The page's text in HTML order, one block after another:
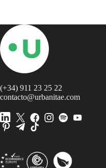
(+34) 911 23 25 22
contacto@urbanitae.com